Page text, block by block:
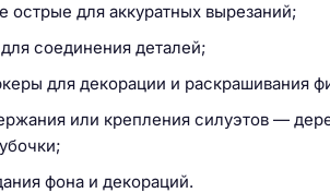
для аккуратных вырезаний;
соединения деталей;
для декорации и раскрашивания
или крепления силуэтов —
фона и декораций.